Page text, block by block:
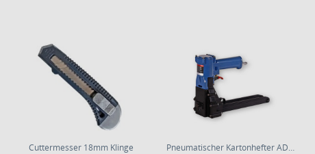
Cuttermesser 18mm Klinge Pneumatischer Kartonhefter ADCSY | ADCSN